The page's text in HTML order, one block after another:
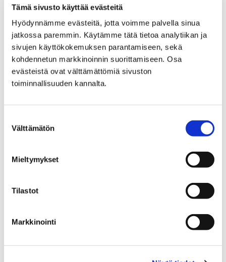
Tämä sivusto käyttää evästeitä
Hyödynnämme evästeitä, jotta voimme palvella sinua
jatkossa paremmin. Käytämme tätä tietoa analytiikan ja
sivujen käyttökokemuksen parantamiseen, sekä
kohdennetun markkinoinnin suorittamiseen. Osa
evästeistä ovat välttämättömiä sivuston
toiminnallisuuden kannalta.
valinta
Välttämätön
Mieltymykset
Tilastot
Markkinointi
Rosenlew-museon sekä Rakennuskulttuuritalo Toivon
ja Korsmanin talon näyttelyt ja tapahtumat
tammikuusta heinäkuuhun 2019. Esite löytyy
Issuu.comistaja painettua esitettä on jaossa museon
toimipaikoissa.
Maailmaa kartoittamassa -näyttely, Luontotalo Arkki.